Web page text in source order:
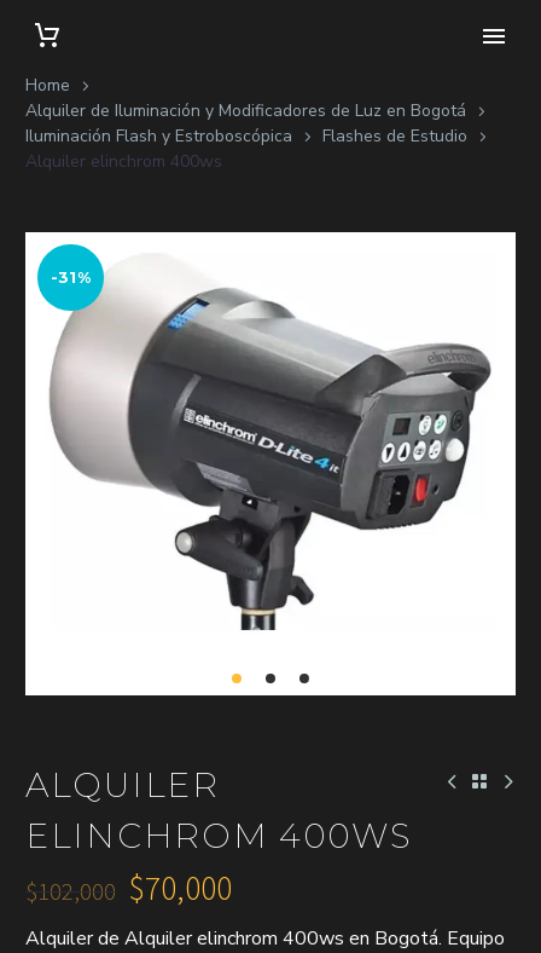
Home
Alquiler de Iluminación y Modificadores de Luz en Bogotá
Iluminación Flash y Estroboscópica
Flashes de Estudio
Alquiler elinchrom 400ws
-31%
ALQUILER
ELINCHROM 400WS
$102,000 $70,000
Alquiler de Alquiler elinchrom 400ws en Bogotá. Equipo